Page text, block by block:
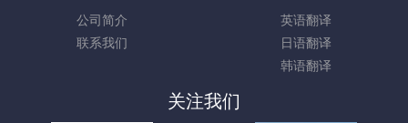
公司简介
联系我们
英语翻译
日语翻译
韩语翻译
关注我们